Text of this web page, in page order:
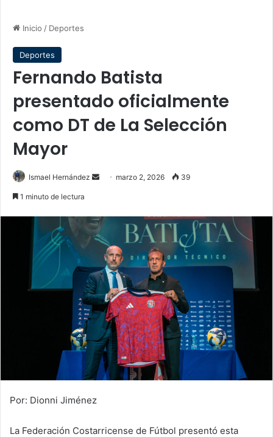
Inicio / Deportes
Deportes
Fernando Batista
presentado oficialmente
como DT de La Selección
Mayor
Ismael Hernández
Send marzo 2, 2026 39
1 minuto de lectura
Por: Dionni Jiménez
La Federación Costarricense de Fútbol presentó esta